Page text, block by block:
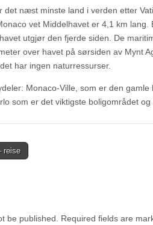
det næst minste land i verden etter
vet Middelhavet er 4,1 km
utgjør den fjerde siden. De
over havet på sørsiden av Mynt
har ingen naturressurser.
Monaco-Ville, som er den
som er det viktigste boligområdet
reise
be published. Required fields are